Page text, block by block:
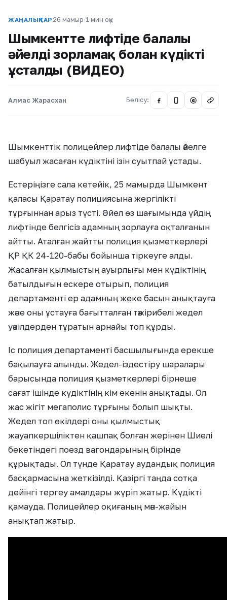
ЖАҢАЛЫҚТАР 26 мамыр·1 мин оқу
Шымкентте лифтіде балалы
әйелді зорламақ болған күдікті
ұсталды (ВИДЕО)
Алмас Жарасхан Бөлісу: @
Шымкенттік полицейлер лифтіде балалы әйелге
шабуыл жасаған күдіктіні ізін суытпай ұстады.
Естеріңізге сала кетейік, 25 мамырда Шымкент
қаласы Қаратау полициясына жергілікті
тұрғыннан арыз түсті. Әйел өз шағымында үйдің
лифтінде белгісіз адамның зорлауға оқталғанын
айтты. Аталған жайтты полиция қызметкерлері
ҚР ҚК 24-120-бабы бойынша тіркеуге алды.
Жасалған қылмыстың ауырлығы мен күдіктінің
батылдығын ескере отырып, полиция
департаменті ер адамның жеке басын анықтауға
және оны ұстауға бағытталған тәжірибелі жедел
уәкілдерден тұратын арнайы топ құрды.
Іс полиция департаменті басшылығында ерекше
бақылауға алынды. Жедел-іздестіру шаралары
барысында полиция қызметкерлері бірнеше
сағат ішінде күдіктінің кім екенін анықтады. Ол
жас жігіт мегаполис тұрғыны болып шықты.
Жедел топ өкілдері оны қылмыстық
жауапкершіліктен қашпақ болған жерінен Шиелі
бекетіндегі поезд вагондарының бірінде
құрықтады. Ол түнде Қаратау аудандық полиция
басқармасына жеткізілді. Қазіргі таңда сотқа
дейінгі тергеу амалдары жүріп жатыр. Күдікті
қамауда. Полицейлер оқиғаның мән-жайын
анықтап жатыр.